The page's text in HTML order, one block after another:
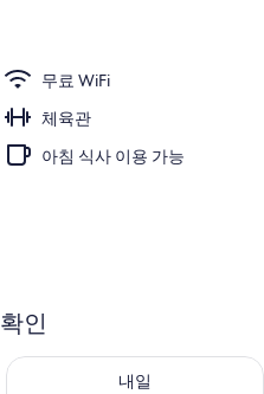
외관
무료 WiFi
체육관
아침 식사 이용 가능
인
- 8월 8
내일
내일 예약 가능 여부 확인, 8월